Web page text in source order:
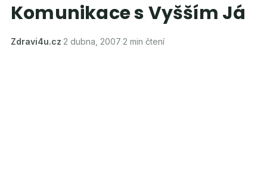
Komunikace s Vyšším Já
Zdravi4u.cz·2 dubna, 2007·2 min čtení